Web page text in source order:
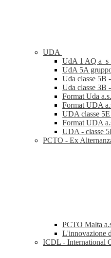
UDA
UdA 1 AQ
UdA 5A
Uda classe 5B
Uda classe 3B
Format Uda
Format UDA
UDA classe
Format UDA
UDA - classe
PCTO - Ex
PCTO Malta
L'innovazione
ICDL - International